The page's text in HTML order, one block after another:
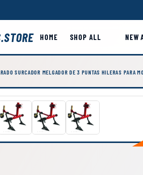
HOME SHOP ALL NEW
SURCADOR MELGADOR DE 3 PUNTAS HILERAS